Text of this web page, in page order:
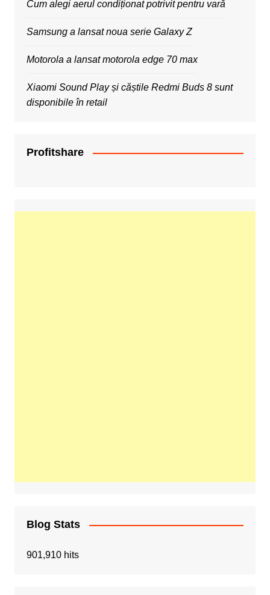
Cum alegi aerul condiționat potrivit pentru vară
Samsung a lansat noua serie Galaxy Z
Motorola a lansat motorola edge 70 max
Xiaomi Sound Play și căștile Redmi Buds 8 sunt
disponibile în retail
Profitshare
Blog Stats
901,910 hits